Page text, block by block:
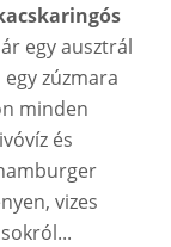
egy ausztrál
zúzmara
minden
és
vizes